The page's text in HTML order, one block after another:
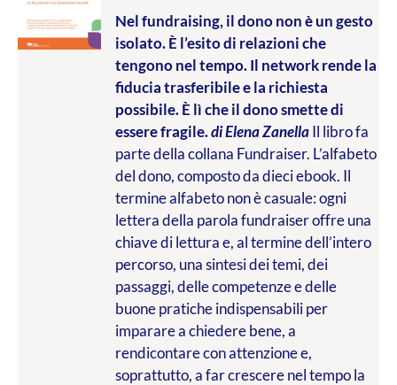
Nel fundraising, il dono non è un gesto
isolato. È l’esito di relazioni che
tengono nel tempo. Il network rende la
fiducia trasferibile e la richiesta
possibile. È lì che il dono smette di
essere fragile.di Elena ZanellaIl libro fa
parte della collana Fundraiser. L’alfabeto
del dono, composto da dieci ebook. Il
termine alfabeto non è casuale: ogni
lettera della parola fundraiser offre una
chiave di lettura e, al termine dell’intero
percorso, una sintesi dei temi, dei
passaggi, delle competenze e delle
buone pratiche indispensabili per
imparare a chiedere bene, a
rendicontare con attenzione e,
soprattutto, a far crescere nel tempo la